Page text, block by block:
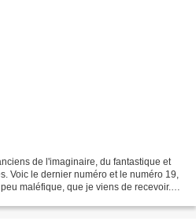
de l'imaginaire, du fantastique et
Voic le dernier numéro et le numéro 19,
maléfique, que je viens de recevoir.